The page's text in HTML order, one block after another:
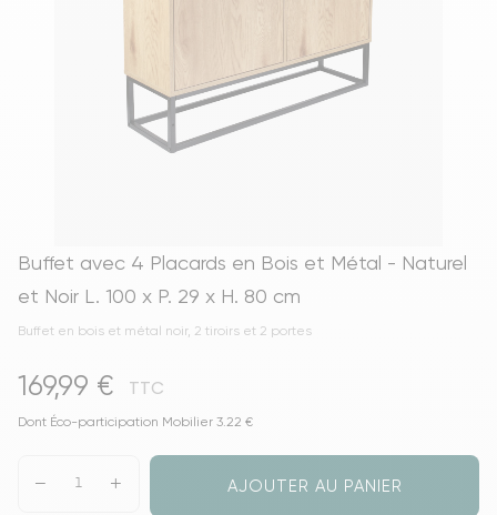
Buffet avec 4 Placards en Bois et Métal - Naturel
et Noir L. 100 x P. 29 x H. 80 cm
Buffet en bois et métal noir, 2 tiroirs et 2 portes
169,99 € TTC
Dont Éco-participation Mobilier 3.22 €
AJOUTER AU PANIER